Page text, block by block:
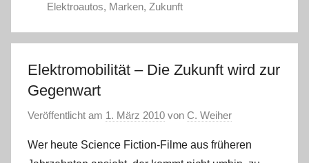
Elektroautos, Marken, Zukunft
Elektromobilität – Die Zukunft wird zur
Gegenwart
Veröffentlicht am 1. März 2010 von C. Weiher
Wer heute Science Fiction-Filme aus früheren